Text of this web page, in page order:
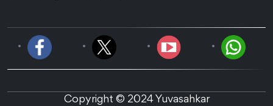
Copyright © 2024 Yuvasahkar